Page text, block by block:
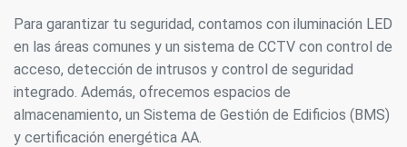
Para garantizar tu seguridad, contamos con iluminación LED
en las áreas comunes y un sistema de CCTV con control de
acceso, detección de intrusos y control de seguridad
integrado. Además, ofrecemos espacios de
almacenamiento, un Sistema de Gestión de Edificios (BMS)
y certificación energética AA.